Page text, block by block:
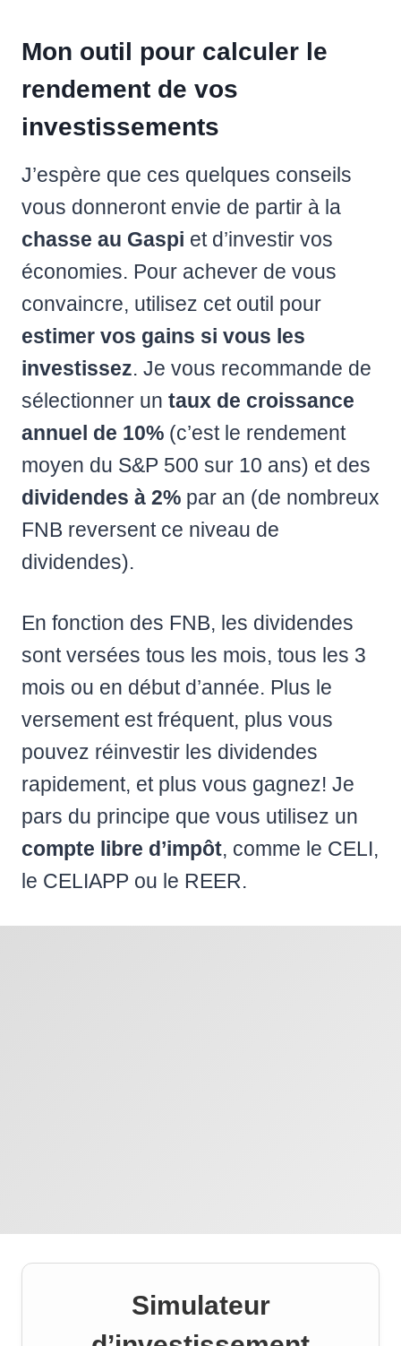
Mon outil pour calculer le
rendement de vos
investissements
J’espère que ces quelques conseils
vous donneront envie de partir à la
chasse au Gaspi et d’investir vos
économies. Pour achever de vous
convaincre, utilisez cet outil pour
estimer vos gains si vous les
investissez. Je vous recommande de
sélectionner un taux de croissance
annuel de 10% (c’est le rendement
moyen du S&P 500 sur 10 ans) et des
dividendes à 2% par an (de nombreux
FNB reversent ce niveau de
dividendes).
En fonction des FNB, les dividendes
sont versées tous les mois, tous les 3
mois ou en début d’année. Plus le
versement est fréquent, plus vous
pouvez réinvestir les dividendes
rapidement, et plus vous gagnez! Je
pars du principe que vous utilisez un
compte libre d’impôt, comme le CELI,
le CELIAPP ou le REER.
Simulateur